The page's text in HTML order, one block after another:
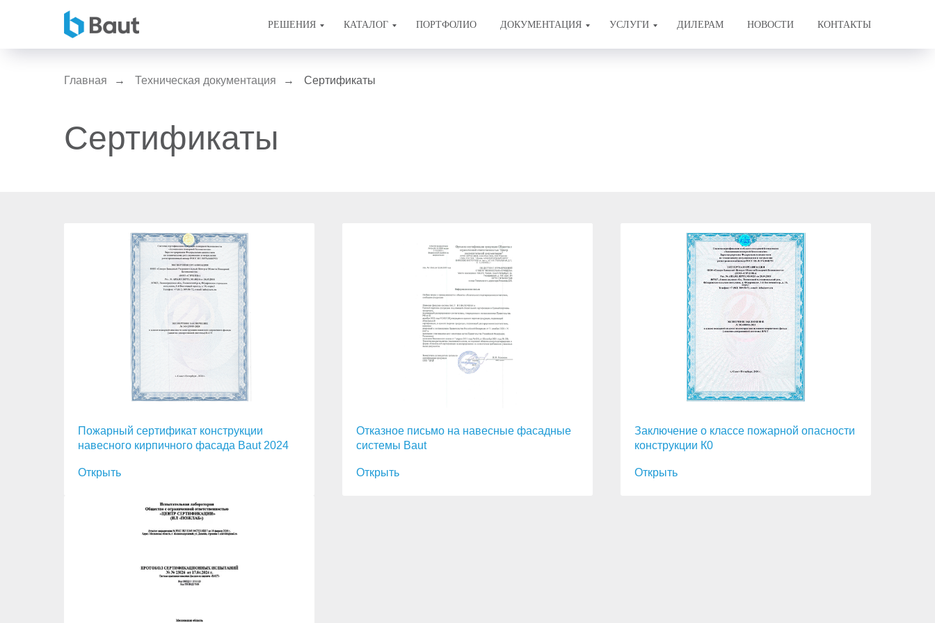
РЕШЕНИЯ КАТАЛОГ ПОРТФОЛИО ДОКУМЕНТАЦИЯ УСЛУГИ ДИЛЕРАМ НОВОСТИ КОНТАКТЫ
Главная → Техническая документация → Сертификаты
Сертификаты
Пожарный сертификат конструкции
навесного кирпичного фасада Baut 2024
Открыть
Отказное письмо на навесные фасадные
системы Baut
Открыть
Заключение о классе пожарной опасности
конструкции К0
Открыть